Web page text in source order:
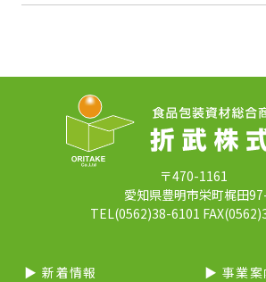
〒470-1161
愛知県豊明市栄町梶田
TEL(0562)38-6101
▶︎ 新着情報
▶︎ 事業案